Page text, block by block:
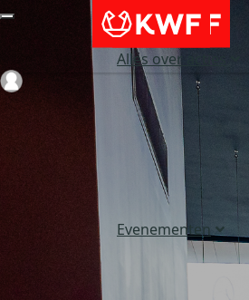
Alles over acties
Evenementen
Login